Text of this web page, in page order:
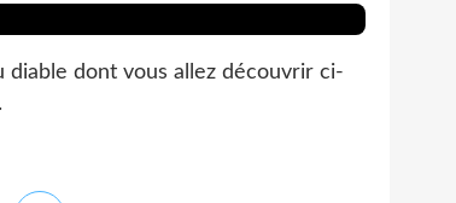
dont vous allez découvrir ci-